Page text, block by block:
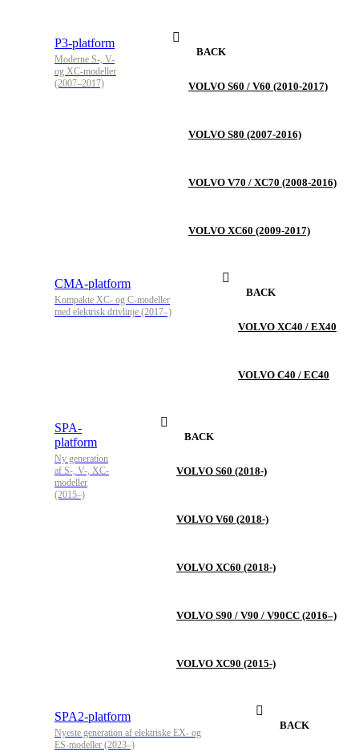
P3-platform
Moderne S-, V-
og XC-modeller
(2007–2017)
BACK
VOLVO S60 / V60 (2010-2017)
VOLVO S80 (2007-2016)
VOLVO V70 / XC70 (2008-2016)
VOLVO XC60 (2009-2017)
CMA-platform
Kompakte XC- og C-modeller
med elektrisk drivlinje (2017–)
BACK
VOLVO XC40 / EX40
VOLVO C40 / EC40
SPA-
platform
Ny generation
af S-, V-, XC-
modeller
(2015–)
BACK
VOLVO S60 (2018-)
VOLVO V60 (2018-)
VOLVO XC60 (2018-)
VOLVO S90 / V90 / V90CC (2016–)
VOLVO XC90 (2015-)
SPA2-platform
Nyeste generation af elektriske EX- og
ES-modeller (2023–)
BACK